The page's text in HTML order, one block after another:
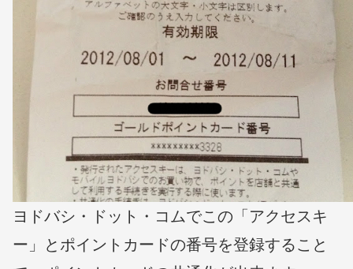
ヨドバシ・ドット・コムでこの「アクセスキ
ー」とポイントカードの番号を登録すること